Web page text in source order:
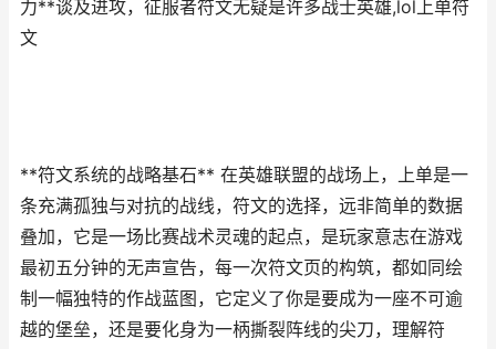
力**谈及进攻，征服者符文无疑是许多战士英雄,lol上单符
文
**符文系统的战略基石** 在英雄联盟的战场上，上单是一
条充满孤独与对抗的战线，符文的选择，远非简单的数据
叠加，它是一场比赛战术灵魂的起点，是玩家意志在游戏
最初五分钟的无声宣告，每一次符文页的构筑，都如同绘
制一幅独特的作战蓝图，它定义了你是要成为一座不可逾
越的堡垒，还是要化身为一柄撕裂阵线的尖刀，理解符